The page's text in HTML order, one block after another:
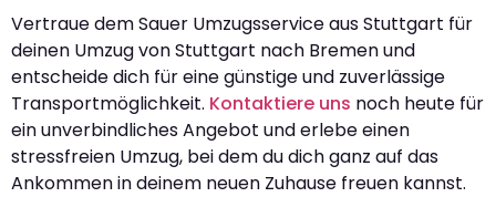
Vertraue dem Sauer Umzugsservice aus Stuttgart für
deinen Umzug von Stuttgart nach Bremen und
entscheide dich für eine günstige und zuverlässige
Transportmöglichkeit. Kontaktiere uns noch heute für
ein unverbindliches Angebot und erlebe einen
stressfreien Umzug, bei dem du dich ganz auf das
Ankommen in deinem neuen Zuhause freuen kannst.